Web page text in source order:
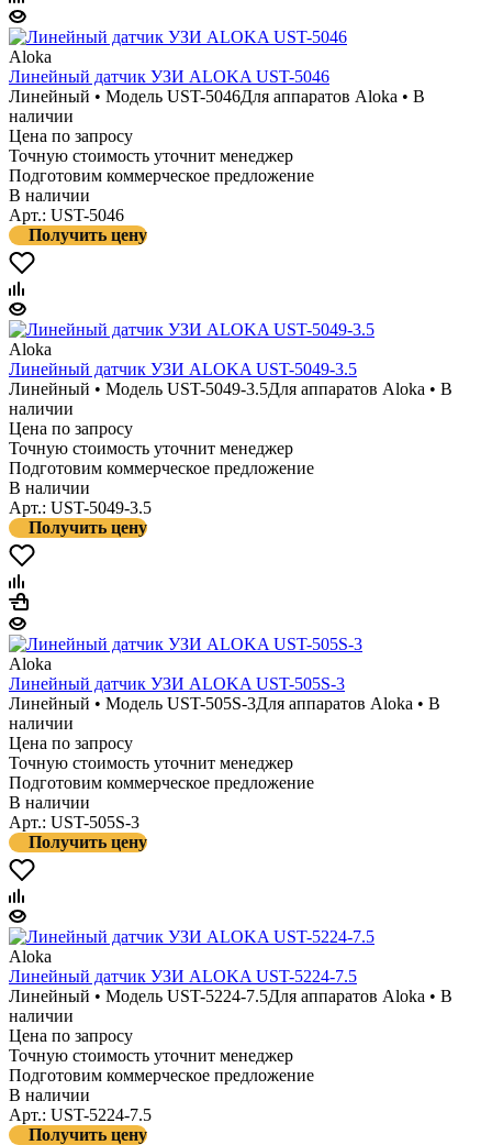
Aloka
Линейный датчик УЗИ ALOKA UST-5046
Линейный • Модель UST-5046Для аппаратов Aloka • В
наличии
Цена по запросу
Точную стоимость уточнит менеджер
Подготовим коммерческое предложение
В наличии
Арт.: UST-5046
Получить цену
Aloka
Линейный датчик УЗИ ALOKA UST-5049-3.5
Линейный • Модель UST-5049-3.5Для аппаратов Aloka • В
наличии
Цена по запросу
Точную стоимость уточнит менеджер
Подготовим коммерческое предложение
В наличии
Арт.: UST-5049-3.5
Получить цену
Aloka
Линейный датчик УЗИ ALOKA UST-505S-3
Линейный • Модель UST-505S-3Для аппаратов Aloka • В
наличии
Цена по запросу
Точную стоимость уточнит менеджер
Подготовим коммерческое предложение
В наличии
Арт.: UST-505S-3
Получить цену
Aloka
Линейный датчик УЗИ ALOKA UST-5224-7.5
Линейный • Модель UST-5224-7.5Для аппаратов Aloka • В
наличии
Цена по запросу
Точную стоимость уточнит менеджер
Подготовим коммерческое предложение
В наличии
Арт.: UST-5224-7.5
Получить цену